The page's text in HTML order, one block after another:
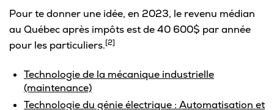
Guichet des requêtes
Portail CégepTR
Bottin du personnel
Pour te donner une idée, en 2023, le revenu médian
au Québec après impôts est de 40 600$ par année
pour les particuliers.[2]
Technologie de la mécanique industrielle
(maintenance)
Technologie du génie électrique : Automatisation et